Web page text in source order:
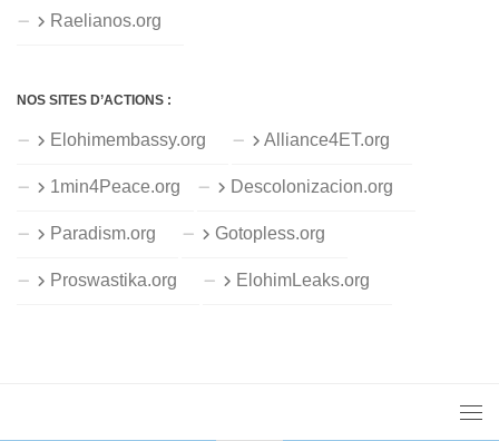
Raelianos.org
NOS SITES D’ACTIONS :
Elohimembassy.org Alliance4ET.org
1min4Peace.org Descolonizacion.org
Paradism.org Gotopless.org
Proswastika.org ElohimLeaks.org